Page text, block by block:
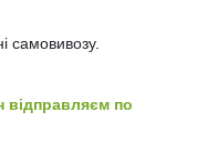
самовивозу.
відправляєм по